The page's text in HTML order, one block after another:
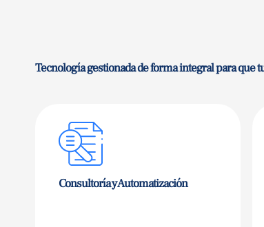
Tecnología gestionada de forma integral para que
Consultoría y Automatización